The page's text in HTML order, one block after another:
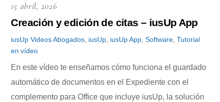
15 abril, 2026
Creación y edición de citas – iusUp App
iusUp Videos Abogados iusUp iusUp App ,Software ,Tutorial
en vídeo
En este vídeo te enseñamos cómo funciona el guardado
automático de documentos en el Expediente con el
complemento para Office que incluye iusUp, la solución